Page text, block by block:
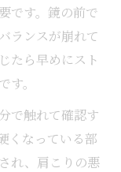
です。鏡の前で
ランスが崩れて
たら早めにスト
。
で触れて確認す
くなっている部
れ、肩こりの悪